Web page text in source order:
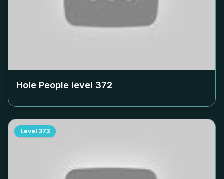
Hole People level 372
Level 373